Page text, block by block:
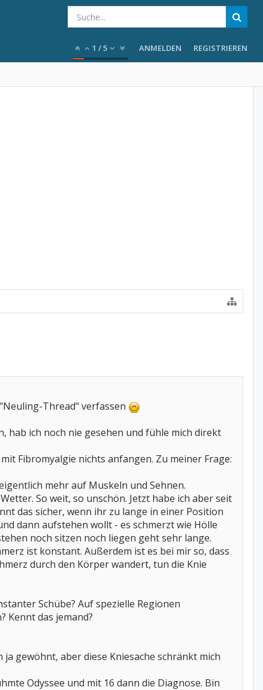
1 /5 ANMELDEN REGISTRIEREN
Thread" verfassen
hab ich noch nie gesehen und fühle mich direkt
Fibromyalgie nichts anfangen. Zu meiner Frage:
mehr auf Muskeln und Sehnen.
So weit, so unschön. Jetzt habe ich aber seit
das sicher, wenn ihr zu lange in einer Position
dann aufstehen wollt - es schmerzt wie Hölle
noch sitzen noch liegen geht sehr lange.
ist konstant. Außerdem ist es bei mir so, dass
durch den Körper wandert, tun die Knie
Schübe? Auf spezielle Regionen
Kennt das jemand?
gewöhnt, aber diese Kniesache schränkt mich
Odyssee und mit 16 dann die Diagnose. Bin